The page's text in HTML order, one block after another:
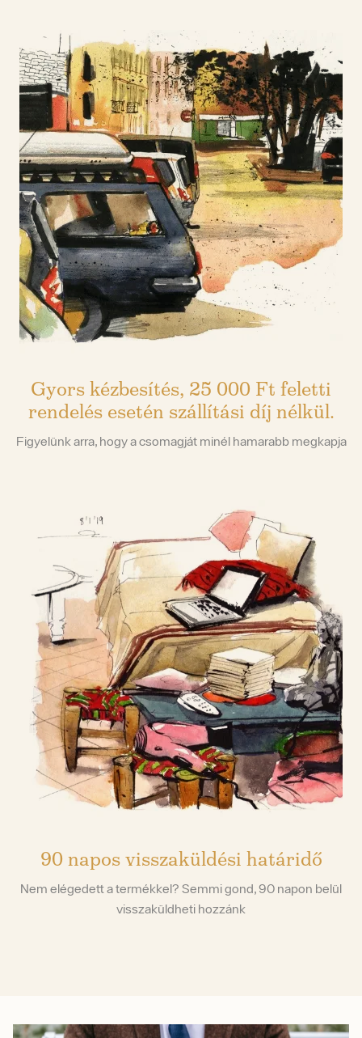
Gyors kézbesítés, 25 000 Ft feletti
rendelés esetén szállítási díj nélkül.
Figyelünk arra, hogy a csomagját minél hamarabb megkapja
90 napos visszaküldési határidő
Nem elégedett a termékkel? Semmi gond, 90 napon belül
visszaküldheti hozzánk